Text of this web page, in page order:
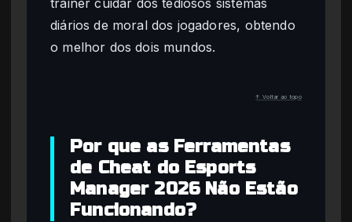
trainer cuidar dos tediosos sistemas
diários de moral dos jogadores, obtendo
o melhor dos dois mundos.
↑ Voltar ao topo
Por que as Ferramentas
de Cheat do Esports
Manager 2026 Não Estão
Funcionando?